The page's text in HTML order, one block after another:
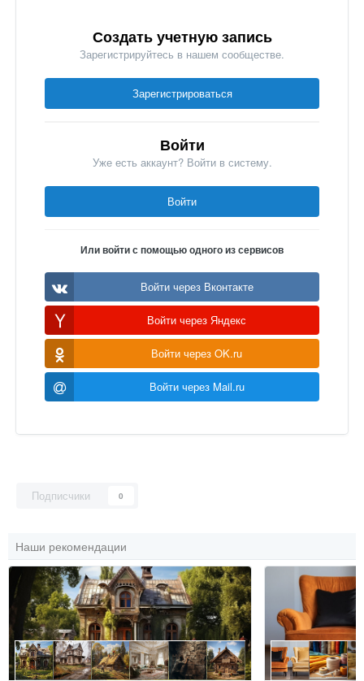
Создать учетную запись
Зарегистрируйтесь в нашем сообществе.
Зарегистрироваться
Войти
Уже есть аккаунт? Войти в систему.
Войти
Или войти с помощью одного из сервисов
Войти через Вконтакте
Войти через Яндекс
Войти через OK.ru
Войти через Mail.ru
Подписчики 0
Наши рекомендации